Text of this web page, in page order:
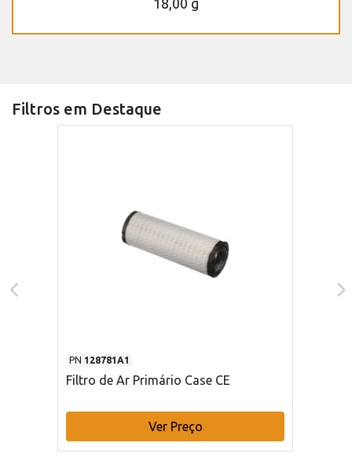
18,00 g
Filtros em Destaque
PN 128781A1
Filtro de Ar Primário Case CE
Ver Preço